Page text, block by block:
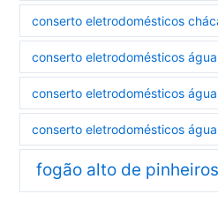
conserto eletrodomésticos
conserto eletrodomésticos
conserto eletrodomésticos
conserto eletrodomésticos
fogão alto de pinheiros